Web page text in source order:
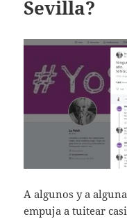
Sevilla?
A algunos y a
empuja a tuitear